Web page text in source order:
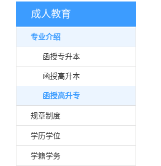
成人教育
专业介绍
函授专升本
函授高升本
函授高升专
规章制度
学历学位
学籍学务